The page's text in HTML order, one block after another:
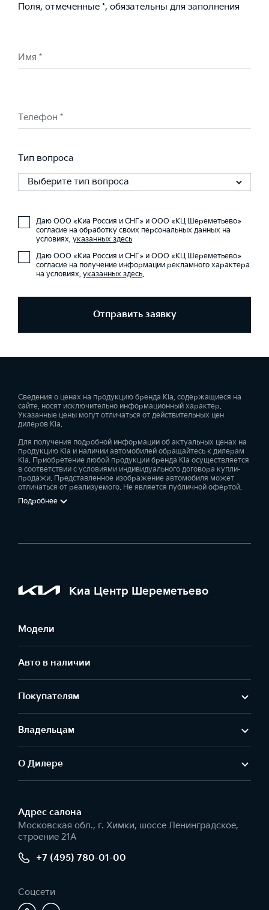
Поля, отмеченные *, обязательны для заполнения
Имя *
Телефон *
Тип вопроса
Выберите тип вопроса
Даю ООО «Киа Россия и СНГ» и ООО «КЦ Шереметьево»
согласие на обработку своих персональных данных на
условиях, указанных здесь
Даю ООО «Киа Россия и СНГ» и ООО «КЦ Шереметьево»
согласие на получение информации рекламного характера
на условиях, указанных здесь.
Отправить заявку
Сведения о ценах на продукцию бренда Kia, содержащиеся на
сайте, носят исключительно информационный характер.
Указанные цены могут отличаться от действительных цен
дилеров Kia.
Для получения подробной информации об актуальных ценах на
продукцию Kia и наличии автомобилей обращайтесь к дилерам
Kia. Приобретение любой продукции бренда Kia осуществляется
в соответствии с условиями индивидуального договора купли-
продажи. Представленное изображение автомобиля может
отличаться от реализуемого. Не является публичной офертой.
Подробнее
Киа Центр Шереметьево
Модели
Авто в наличии
Покупателям
Владельцам
О Дилере
Адрес салонa
Московская обл., г. Химки, шоссе Ленинградское,
строение 21А
+7 (495) 780-01-00
Соцсети